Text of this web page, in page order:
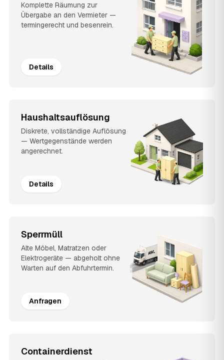
Komplette Räumung zur
Übergabe an den Vermieter —
termingerecht und besenrein.
Details
Haushaltsauflösung
Diskrete, vollständige Auflösung
— Wertgegenstände werden
angerechnet.
Details
Sperrmüll
Alte Möbel, Matratzen oder
Elektrogeräte — abgeholt ohne
Warten auf den Abfuhrtermin.
Anfragen
Containerdienst